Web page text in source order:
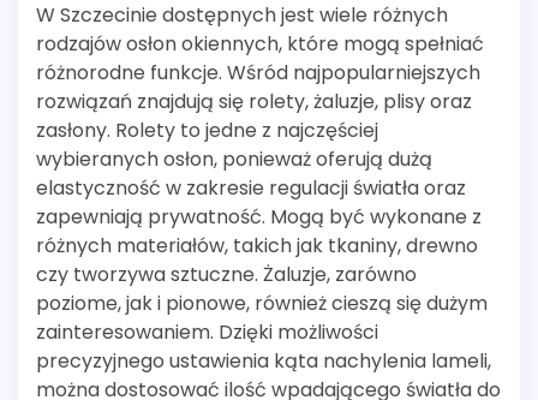
W Szczecinie dostępnych jest wiele różnych
rodzajów osłon okiennych, które mogą spełniać
różnorodne funkcje. Wśród najpopularniejszych
rozwiązań znajdują się rolety, żaluzje, plisy oraz
zasłony. Rolety to jedne z najczęściej
wybieranych osłon, ponieważ oferują dużą
elastyczność w zakresie regulacji światła oraz
zapewniają prywatność. Mogą być wykonane z
różnych materiałów, takich jak tkaniny, drewno
czy tworzywa sztuczne. Żaluzje, zarówno
poziome, jak i pionowe, również cieszą się dużym
zainteresowaniem. Dzięki możliwości
precyzyjnego ustawienia kąta nachylenia lameli,
można dostosować ilość wpadającego światła do